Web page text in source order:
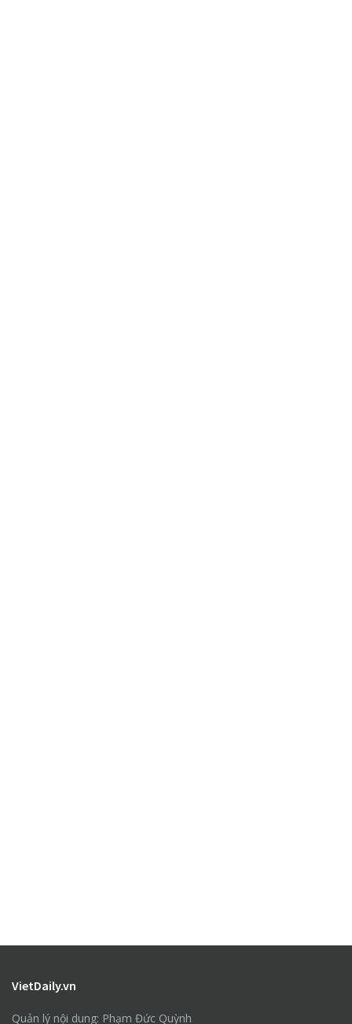
VietDaily.vn
Quản lý nội dung: Phạm Đức Quỳnh